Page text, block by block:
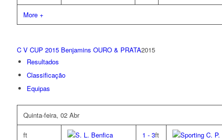
More +
C V CUP 2015 Benjamins OURO & PRATA2015
Resultados
Classificação
Equipas
Quinta-feira, 02 Abr
ft
1 - 3ft